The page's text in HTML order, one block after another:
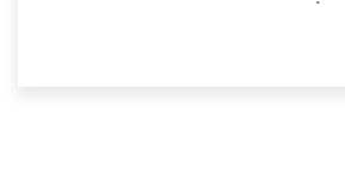
العروض والخصومات التى تسهل على